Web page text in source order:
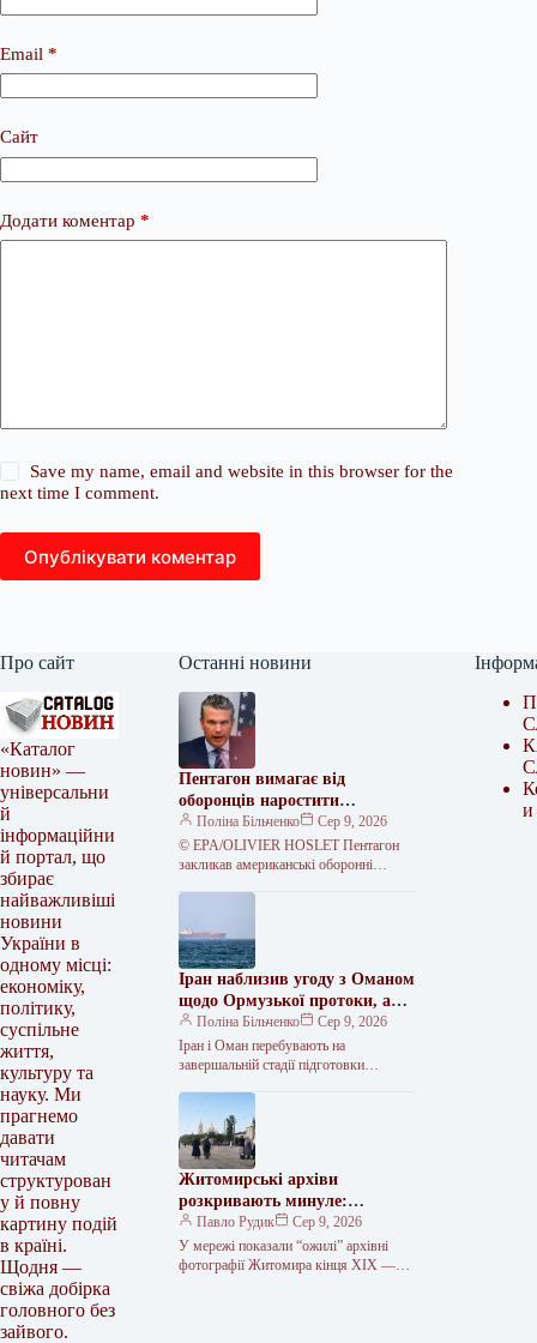
Email *
Сайт
Додати коментар *
Save my name, email and website in this browser for the
next time I comment.
Опублікувати коментар
Про сайт
«Каталог
новин» —
універсальни
й
інформаційни
й портал, що
збирає
найважливіші
новини
України в
одному місці:
економіку,
політику,
суспільне
життя,
культуру та
науку. Ми
прагнемо
давати
читачам
структурован
у й повну
картину подій
в країні.
Щодня —
свіжа добірка
головного без
зайвого.
Останні новини
Пентагон вимагає від
оборонців наростити
виробництво боєприпасів
Поліна Більченко
Сер 9, 2026
© EPA/OLIVIER HOSLET Пентагон
закликав американські оборонні
скоротилися
Іран наблизив угоду з Оманом
щодо Ормузької протоки, але
поставив нові умови
Поліна Більченко
Сер 9, 2026
Іран і Оман перебувають на
завершальній стадії підготовки
маршруту через Ормузьку протоку. За
попередньою схемою, судна мали…
Житомирські архіви
розкривають минуле:
унікальні фото покажуть
незвідані сторінки міста
Павло Рудик
Сер 9, 2026
У мережі показали “ожилі” архівні
фотографії Житомира кінця ХІХ —
и